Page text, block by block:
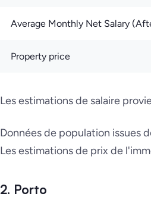
Average Monthly Net Salary
Property price
Les estimations de salaire
Données de population issues
Les estimations de prix de
2. Porto